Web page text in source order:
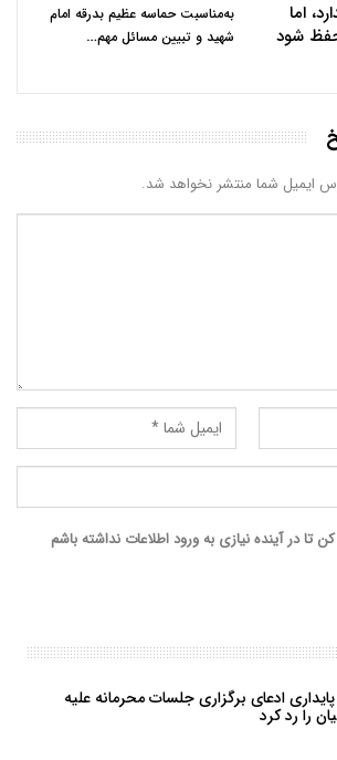
اما
شود
به‌مناسبت حماسه عظیم بدرقه امام
شهید و تبیین مسائل مهم…
ایمیل شما منتشر نخواهد شد.
تا در آینده نیازی به ورود اطلاعات نداشته باشم
ادعای برگزاری جلسات محرمانه علیه
را رد کرد